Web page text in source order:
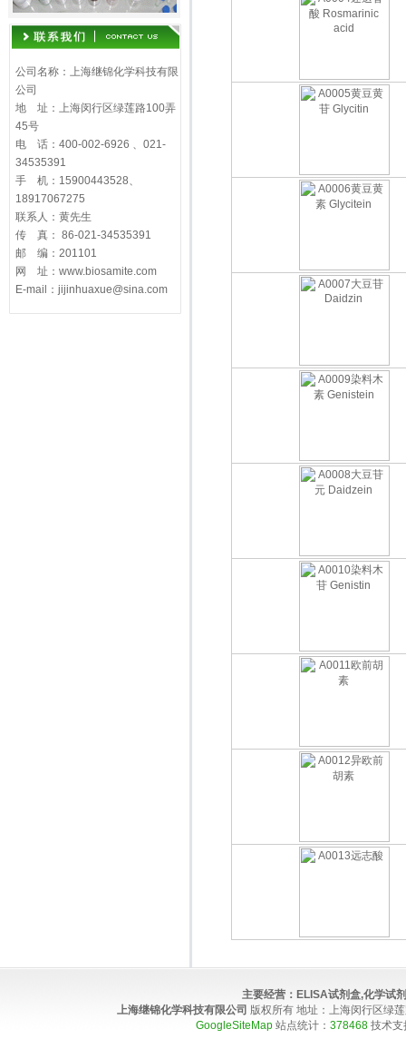
公司名称：上海继锦化学科技有限
公司
地 址：上海闵行区绿莲路100弄
45号
电 话：400-002-6926 、021-
34535391
手 机：15900443528、
18917067275
联系人：黄先生
传 真： 86-021-34535391
邮 编：201101
网 址：www.biosamite.com
E-mail：jijinhuaxue@sina.com
主要经营： ELISA试剂盒,化学试
上海继锦化学科技有限公司 版权所有 地址：上海闵行区绿
GoogleSiteMap 站点统计： 378468 技术支